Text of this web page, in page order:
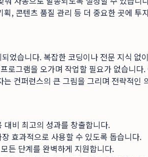
, 콘텐츠 품질 관리 등 더 중요한 곳에 투
습니다. 복잡한 코딩이나 전문 지식
그램을 오가며 작업할 필요가 없습니
컨퍼런스의 큰 그림을 그리며 전략적인
대비 최고의 성과를 창출합니다.
효과적으로 사용할 수 있도록 돕습니다.
든 단계를 완벽하게 지원합니다.